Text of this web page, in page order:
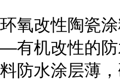
环氧改性陶瓷
—有机改性的
料防水涂层薄